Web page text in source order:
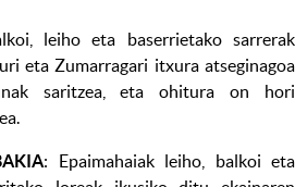
leiho eta baserrietako sarrerak
eta Zumarragari itxura atseginagoa
saritzea, eta ohitura on hori
: Epaimahaiak leiho, balkoi eta